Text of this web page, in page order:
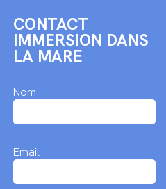
CONTACT
IMMERSION DANS
LA MARE
Nom
Email